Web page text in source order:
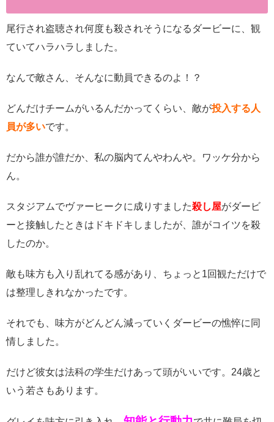
尾行され盗聴され何度も殺されそうになるダービーに、観
ていてハラハラしました。
なんで敵さん、そんなに動員できるのよ！？
どんだけチームがいるんだかってくらい、敵が投入する人
員が多いです。
だから誰が誰だか、私の脳内てんやわんや。ワッケ分から
ん。
スタジアムでヴァーヒークに成りすました殺し屋がダービ
ーと接触したときはドキドキしましたが、誰がコイツを殺
したのか。
敵も味方も入り乱れてる感があり、ちょっと1回観ただけで
は整理しきれなかったです。
それでも、味方がどんどん減っていくダービーの憔悴に同
情しました。
だけど彼女は法科の学生だけあって頭がいいです。24歳と
いう若さもあります。